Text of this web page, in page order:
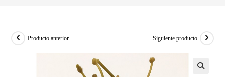
Producto anterior Siguiente producto